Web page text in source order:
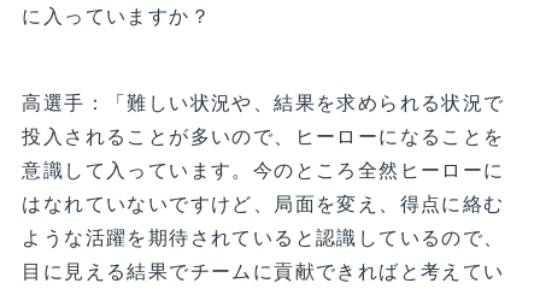
に入っていますか？
高選手：「難しい状況や、結果を求められる状況で
投入されることが多いので、ヒーローになることを
意識して入っています。今のところ全然ヒーローに
はなれていないですけど、局面を変え、得点に絡む
ような活躍を期待されていると認識しているので、
目に見える結果でチームに貢献できればと考えてい